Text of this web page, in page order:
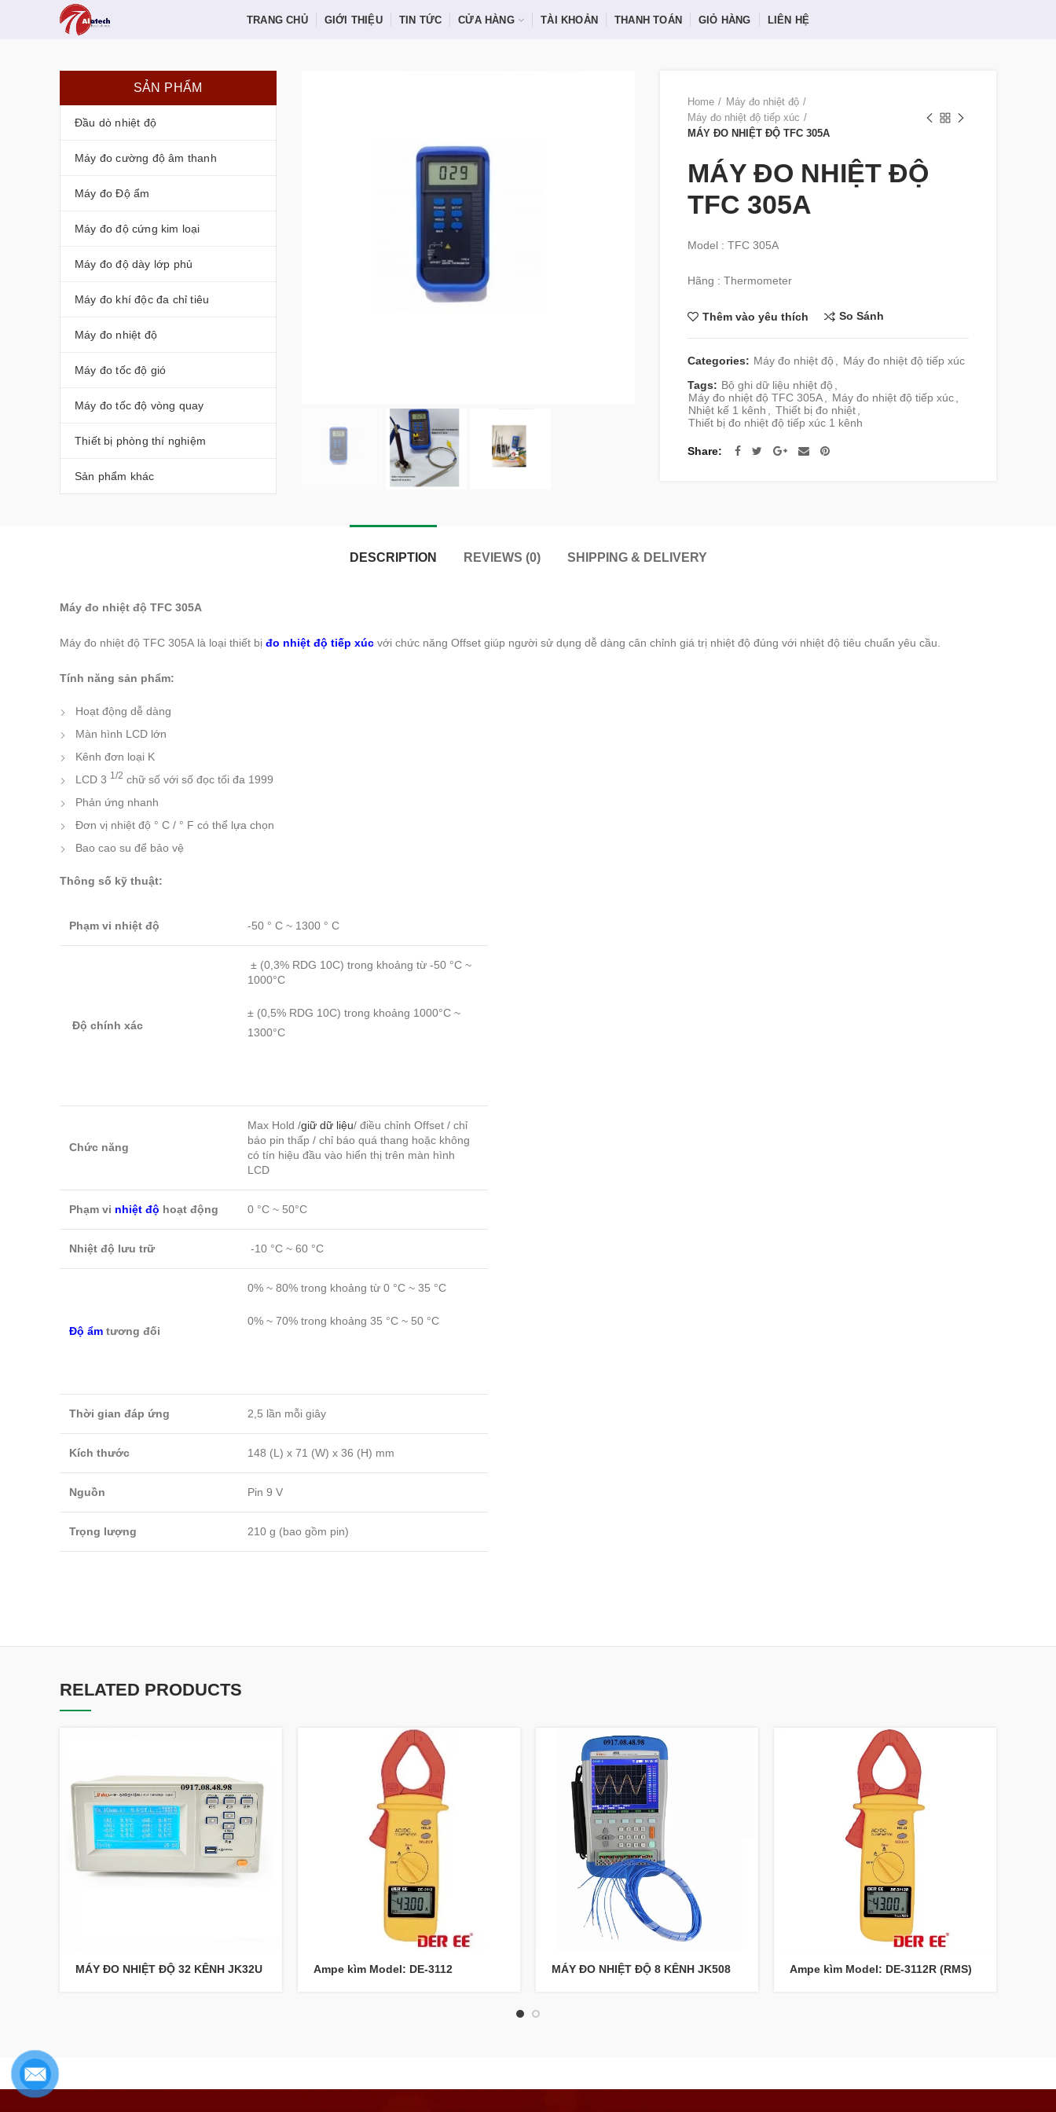
TRANG CHỦ GIỚI THIỆU TIN TỨC CỬA HÀNG TÀI KHOẢN THANH TOÁN GIỎ HÀNG LIÊN HỆ
Home
Máy đo nhiệt độ
Máy đo nhiệt độ tiếp xúc
MÁY ĐO NHIỆT ĐỘ TFC 305A
MÁY ĐO NHIỆT ĐỘ
TFC 305A
Model : TFC 305A
Hãng : Thermometer
Thêm vào yêu thích So Sánh
Categories: Máy đo nhiệt độ , Máy đo nhiệt độ tiếp xúc
Tags: Bộ ghi dữ liệu nhiệt độ ,
Máy đo nhiệt độ TFC 305A , Máy đo nhiệt độ tiếp xúc ,
Nhiệt kế 1 kênh , Thiết bị đo nhiệt ,
Thiết bị đo nhiệt độ tiếp xúc 1 kênh
Share
SẢN PHẨM
Đầu dò nhiệt độ
Máy đo cường độ âm thanh
Máy đo Độ ẩm
Máy đo độ cứng kim loại
Máy đo độ dày lớp phủ
Máy đo khí độc đa chỉ tiêu
Máy đo nhiệt độ
Máy đo tốc độ gió
Máy đo tốc độ vòng quay
Thiết bị phòng thí nghiệm
Sản phẩm khác
DESCRIPTION REVIEWS (0) SHIPPING & DELIVERY
Máy đo nhiệt độ TFC 305A
Máy đo nhiệt độ TFC 305A là loại thiết bị đo nhiệt độ tiếp xúc với chức năng Offset giúp người sử dụng dễ dàng cân chỉnh giá trị nhiệt độ đúng với nhiệt độ tiêu chuẩn yêu cầu.
Tính năng sản phẩm:
Hoạt động dễ dàng
Màn hình LCD lớn
Kênh đơn loại K
LCD 3 1/2 chữ số với số đọc tối đa 1999
Phản ứng nhanh
Đơn vị nhiệt độ ° C / ° F có thể lựa chọn
Bao cao su để bảo vệ
Thông số kỹ thuật:
Phạm vi nhiệt độ -50 ° C ~ 1300 ° C
Độ chính xác
± (0,3% RDG 10C) trong khoảng từ -50 °C ~
1000°C
± (0,5% RDG 10C) trong khoảng 1000°C ~
1300°C
Chức năng
Max Hold /giữ dữ liệu/ điều chỉnh Offset / chỉ
báo pin thấp / chỉ báo quá thang hoặc không
có tín hiệu đầu vào hiển thị trên màn hình
LCD
Phạm vi nhiệt độ hoạt động 0 °C ~ 50°C
Nhiệt độ lưu trữ -10 °C ~ 60 °C
Độ ẩm tương đối
0% ~ 80% trong khoảng từ 0 °C ~ 35 °C
0% ~ 70% trong khoảng 35 °C ~ 50 °C
Thời gian đáp ứng 2,5 lần mỗi giây
Kích thước 148 (L) x 71 (W) x 36 (H) mm
Nguồn Pin 9 V
Trọng lượng 210 g (bao gồm pin)
RELATED PRODUCTS
MÁY ĐO NHIỆT ĐỘ 32 KÊNH JK32U Ampe kìm Model: DE-3112 MÁY ĐO NHIỆT ĐỘ 8 KÊNH JK508 Ampe kìm Model: DE-3112R (RMS)